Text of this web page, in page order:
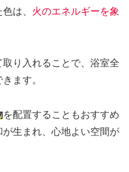
は、 火のエネルギーを象
り入れることで、浴室全
ます。
を配置することもおすすめ
生まれ、心地よい空間が